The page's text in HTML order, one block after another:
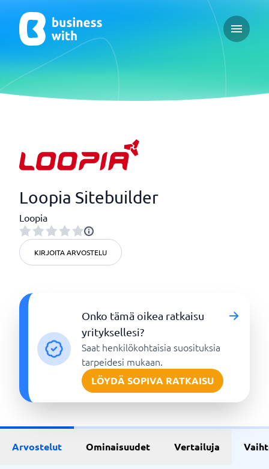
Open
Loopia Sitebuilder
Loopia
KIRJOITA ARVOSTELU
Onko tämä oikea ratkaisu
yrityksellesi?
Saat henkilökohtaisia suosituksia
tarpeidesi mukaan.
LÖYDÄ SOPIVA RATKAISU
Arvostelut Ominaisuudet Vertailuja